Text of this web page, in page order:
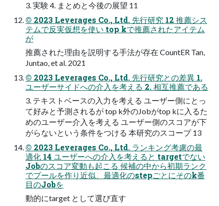
3. 実験 4. まとめと今後の展望 11
© 2023 Leverages Co., Ltd. 先行研究 12 推薦シス
テムで反実仮想を使い top kで推薦されたアイテム
が
推薦された理由を説明する手法が存在 CountER Tan,
Juntao, et al. 2021
© 2023 Leverages Co., Ltd. 先行研究との差異 1.
ユーザーサイドへの介入を考える 2. 相互推薦である
3. テキストベースの入力を考える ユーザー側にとっ
て好みと予測されるが top k外のJobがtop kに入るた
めのユーザー介入を考える ユーザー側のスコアが下
がらないという条件をつける 本研究のスコープ 13
© 2023 Leverages Co., Ltd. ランキング考慮の最
適化 14 ユーザーへの介入を考えると targetでない
Jobのスコア変動も起こる 候補の中から初期ランク
でプールを作り近似、最適化のstepごとにそのk番
目のJobを
動的にtarget として選び直す